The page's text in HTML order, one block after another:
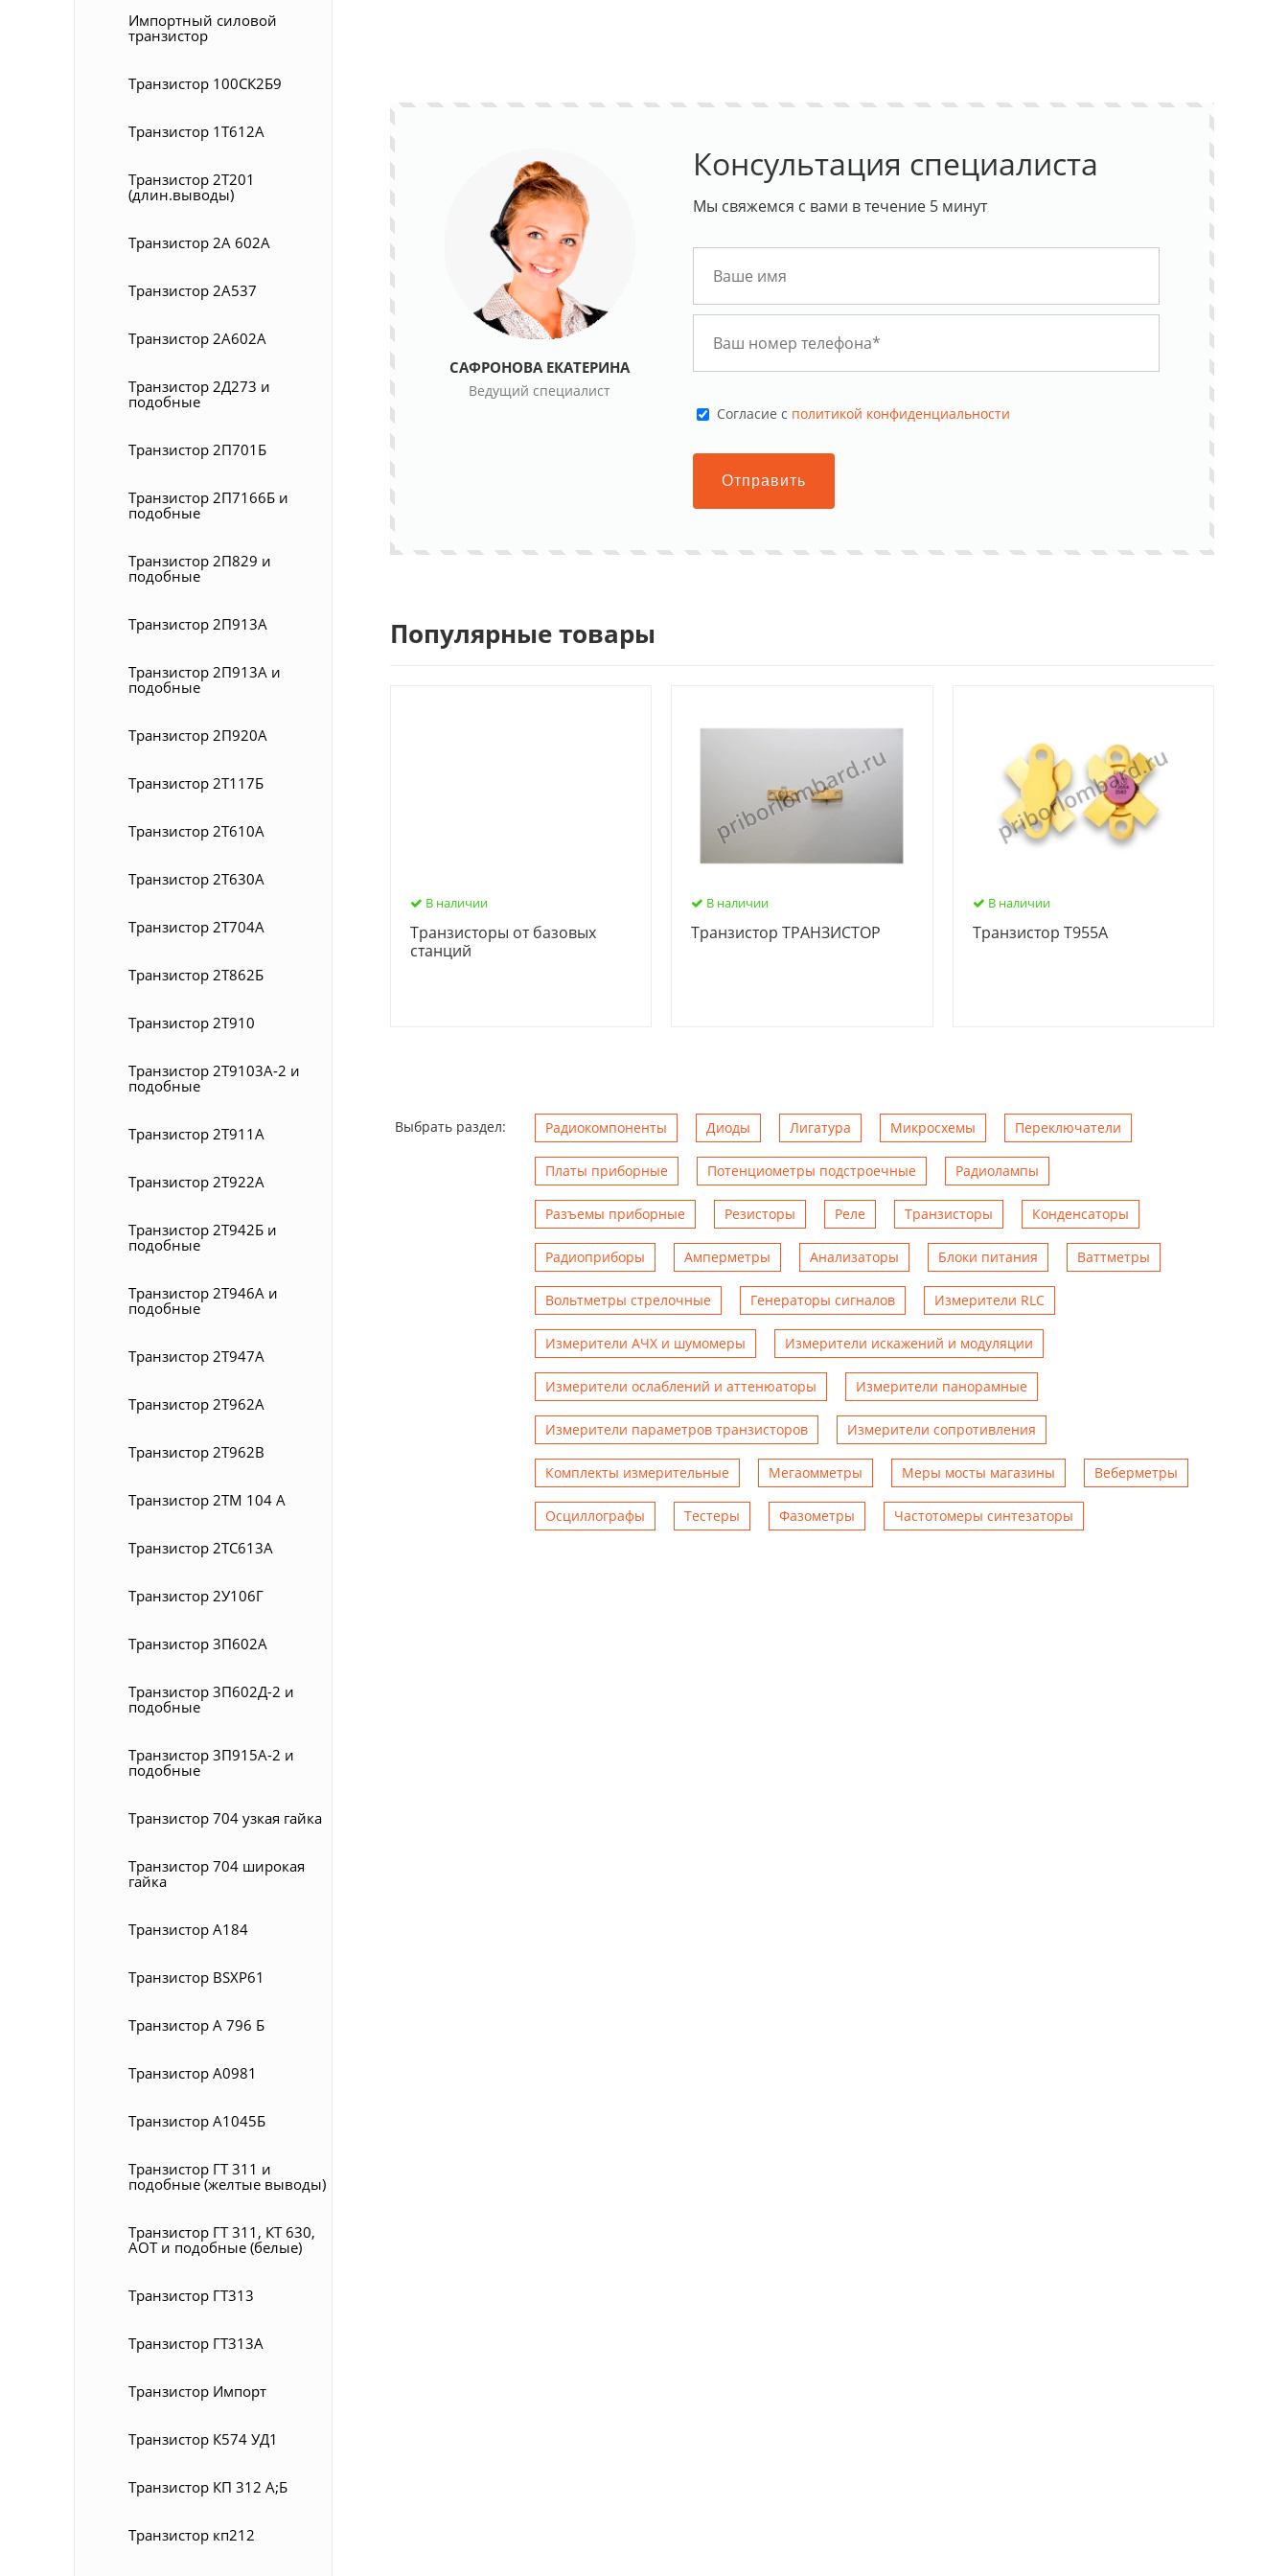
Импортный силовой
транзистор
Транзистор 100СК2Б9
Транзистор 1Т612А
Транзистор 2T201
(длин.выводы)
Транзистор 2А 602А
Транзистор 2А537
Транзистор 2А602А
Транзистор 2Д273 и
подобные
Транзистор 2П701Б
Транзистор 2П7166Б и
подобные
Транзистор 2П829 и
подобные
Транзистор 2П913А
Транзистор 2П913А и
подобные
Транзистор 2П920А
Транзистор 2Т117Б
Транзистор 2Т610А
Транзистор 2Т630А
Транзистор 2Т704А
Транзистор 2Т862Б
Транзистор 2Т910
Транзистор 2Т9103А-2 и
подобные
Транзистор 2Т911А
Транзистор 2Т922А
Транзистор 2Т942Б и
подобные
Транзистор 2Т946А и
подобные
Транзистор 2Т947А
Транзистор 2Т962А
Транзистор 2Т962В
Транзистор 2ТМ 104 А
Транзистор 2ТС613А
Транзистор 2У106Г
Транзистор 3П602А
Транзистор 3П602Д-2 и
подобные
Транзистор 3П915А-2 и
подобные
Транзистор 704 узкая гайка
Транзистор 704 широкая
гайка
Транзистор A184
Транзистор BSXP61
Транзистор А 796 Б
Транзистор А0981
Транзистор А1045Б
Транзистор ГТ 311 и
подобные (желтые выводы)
Транзистор ГТ 311, КТ 630,
АОТ и подобные (белые)
Транзистор ГТ313
Транзистор ГТ313А
Транзистор Импорт
Транзистор К574 УД1
Транзистор КП 312 А;Б
Транзистор кп212
САФРОНОВА ЕКАТЕРИНА
Ведущий специалист
Консультация специалиста
Мы свяжемся с вами в течение 5 минут
Cогласие с политикой конфиденциальности
Отправить
Популярные товары
В наличии
Транзисторы от базовых
станций
В наличии
Транзистор ТРАНЗИСТОР
В наличии
Транзистор Т955А
Выбрать раздел: Радиокомпоненты Диоды Лигатура Микросхемы Переключатели
Платы приборные Потенциометры подстроечные Радиолампы
Разъемы приборные Резисторы Реле Транзисторы Конденсаторы
Радиоприборы Амперметры Анализаторы Блоки питания Ваттметры
Вольтметры стрелочные Генераторы сигналов Измерители RLC
Измерители АЧХ и шумомеры Измерители искажений и модуляции
Измерители ослаблений и аттенюаторы Измерители панорамные
Измерители параметров транзисторов Измерители сопротивления
Комплекты измерительные Мегаомметры Меры мосты магазины Веберметры
Осциллографы Тестеры Фазометры Чаcтотомеры синтезаторы